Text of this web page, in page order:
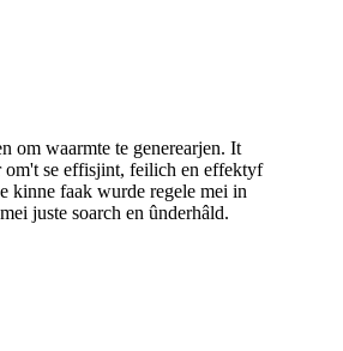
om waarmte te generearjen. It
om't se effisjint, feilich en effektyf
kinne faak wurde regele mei in
juste soarch en ûnderhâld.